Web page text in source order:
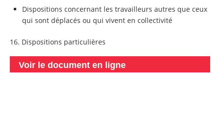
Dispositions concernant les travailleurs autres que ceux
qui sont déplacés ou qui vivent en collectivité
16. Dispositions particulières
Voir le document en ligne